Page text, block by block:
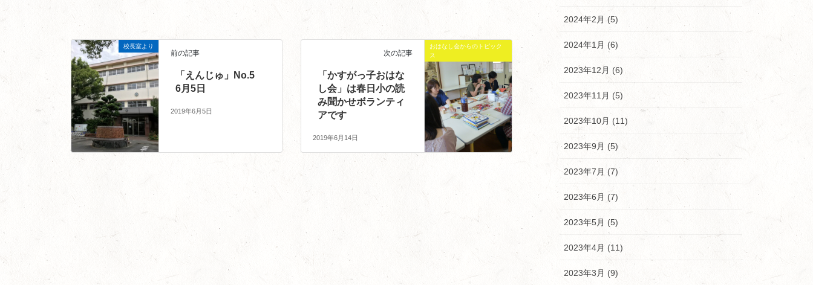
校長室より
前の記事
「えんじゅ」No.5
6月5日
2019年6月5日
おはなし会からのトピック
ス
次の記事
「かすがっ子おはな
し会」は春日小の読
み聞かせボランティ
アです
2019年6月14日
2024年2月 (5)
2024年1月 (6)
2023年12月 (6)
2023年11月 (5)
2023年10月 (11)
2023年9月 (5)
2023年7月 (7)
2023年6月 (7)
2023年5月 (5)
2023年4月 (11)
2023年3月 (9)